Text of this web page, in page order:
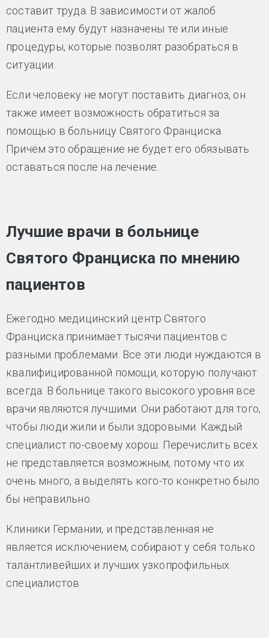
составит труда. В зависимости от жалоб
пациента ему будут назначены те или иные
процедуры, которые позволят разобраться в
ситуации.
Если человеку не могут поставить диагноз, он
также имеет возможность обратиться за
помощью в больницу Святого Франциска.
Причём это обращение не будет его обязывать
оставаться после на лечение.
Лучшие врачи в больнице
Святого Франциска по мнению
пациентов
Ежегодно медицинский центр Святого
Франциска принимает тысячи пациентов с
разными проблемами. Все эти люди нуждаются в
квалифицированной помощи, которую получают
всегда. В больнице такого высокого уровня все
врачи являются лучшими. Они работают для того,
чтобы люди жили и были здоровыми. Каждый
специалист по-своему хорош. Перечислить всех
не представляется возможным, потому что их
очень много, а выделять кого-то конкретно было
бы неправильно.
Клиники Германии, и представленная не
является исключением, собирают у себя только
талантливейших и лучших узкопрофильных
специалистов.